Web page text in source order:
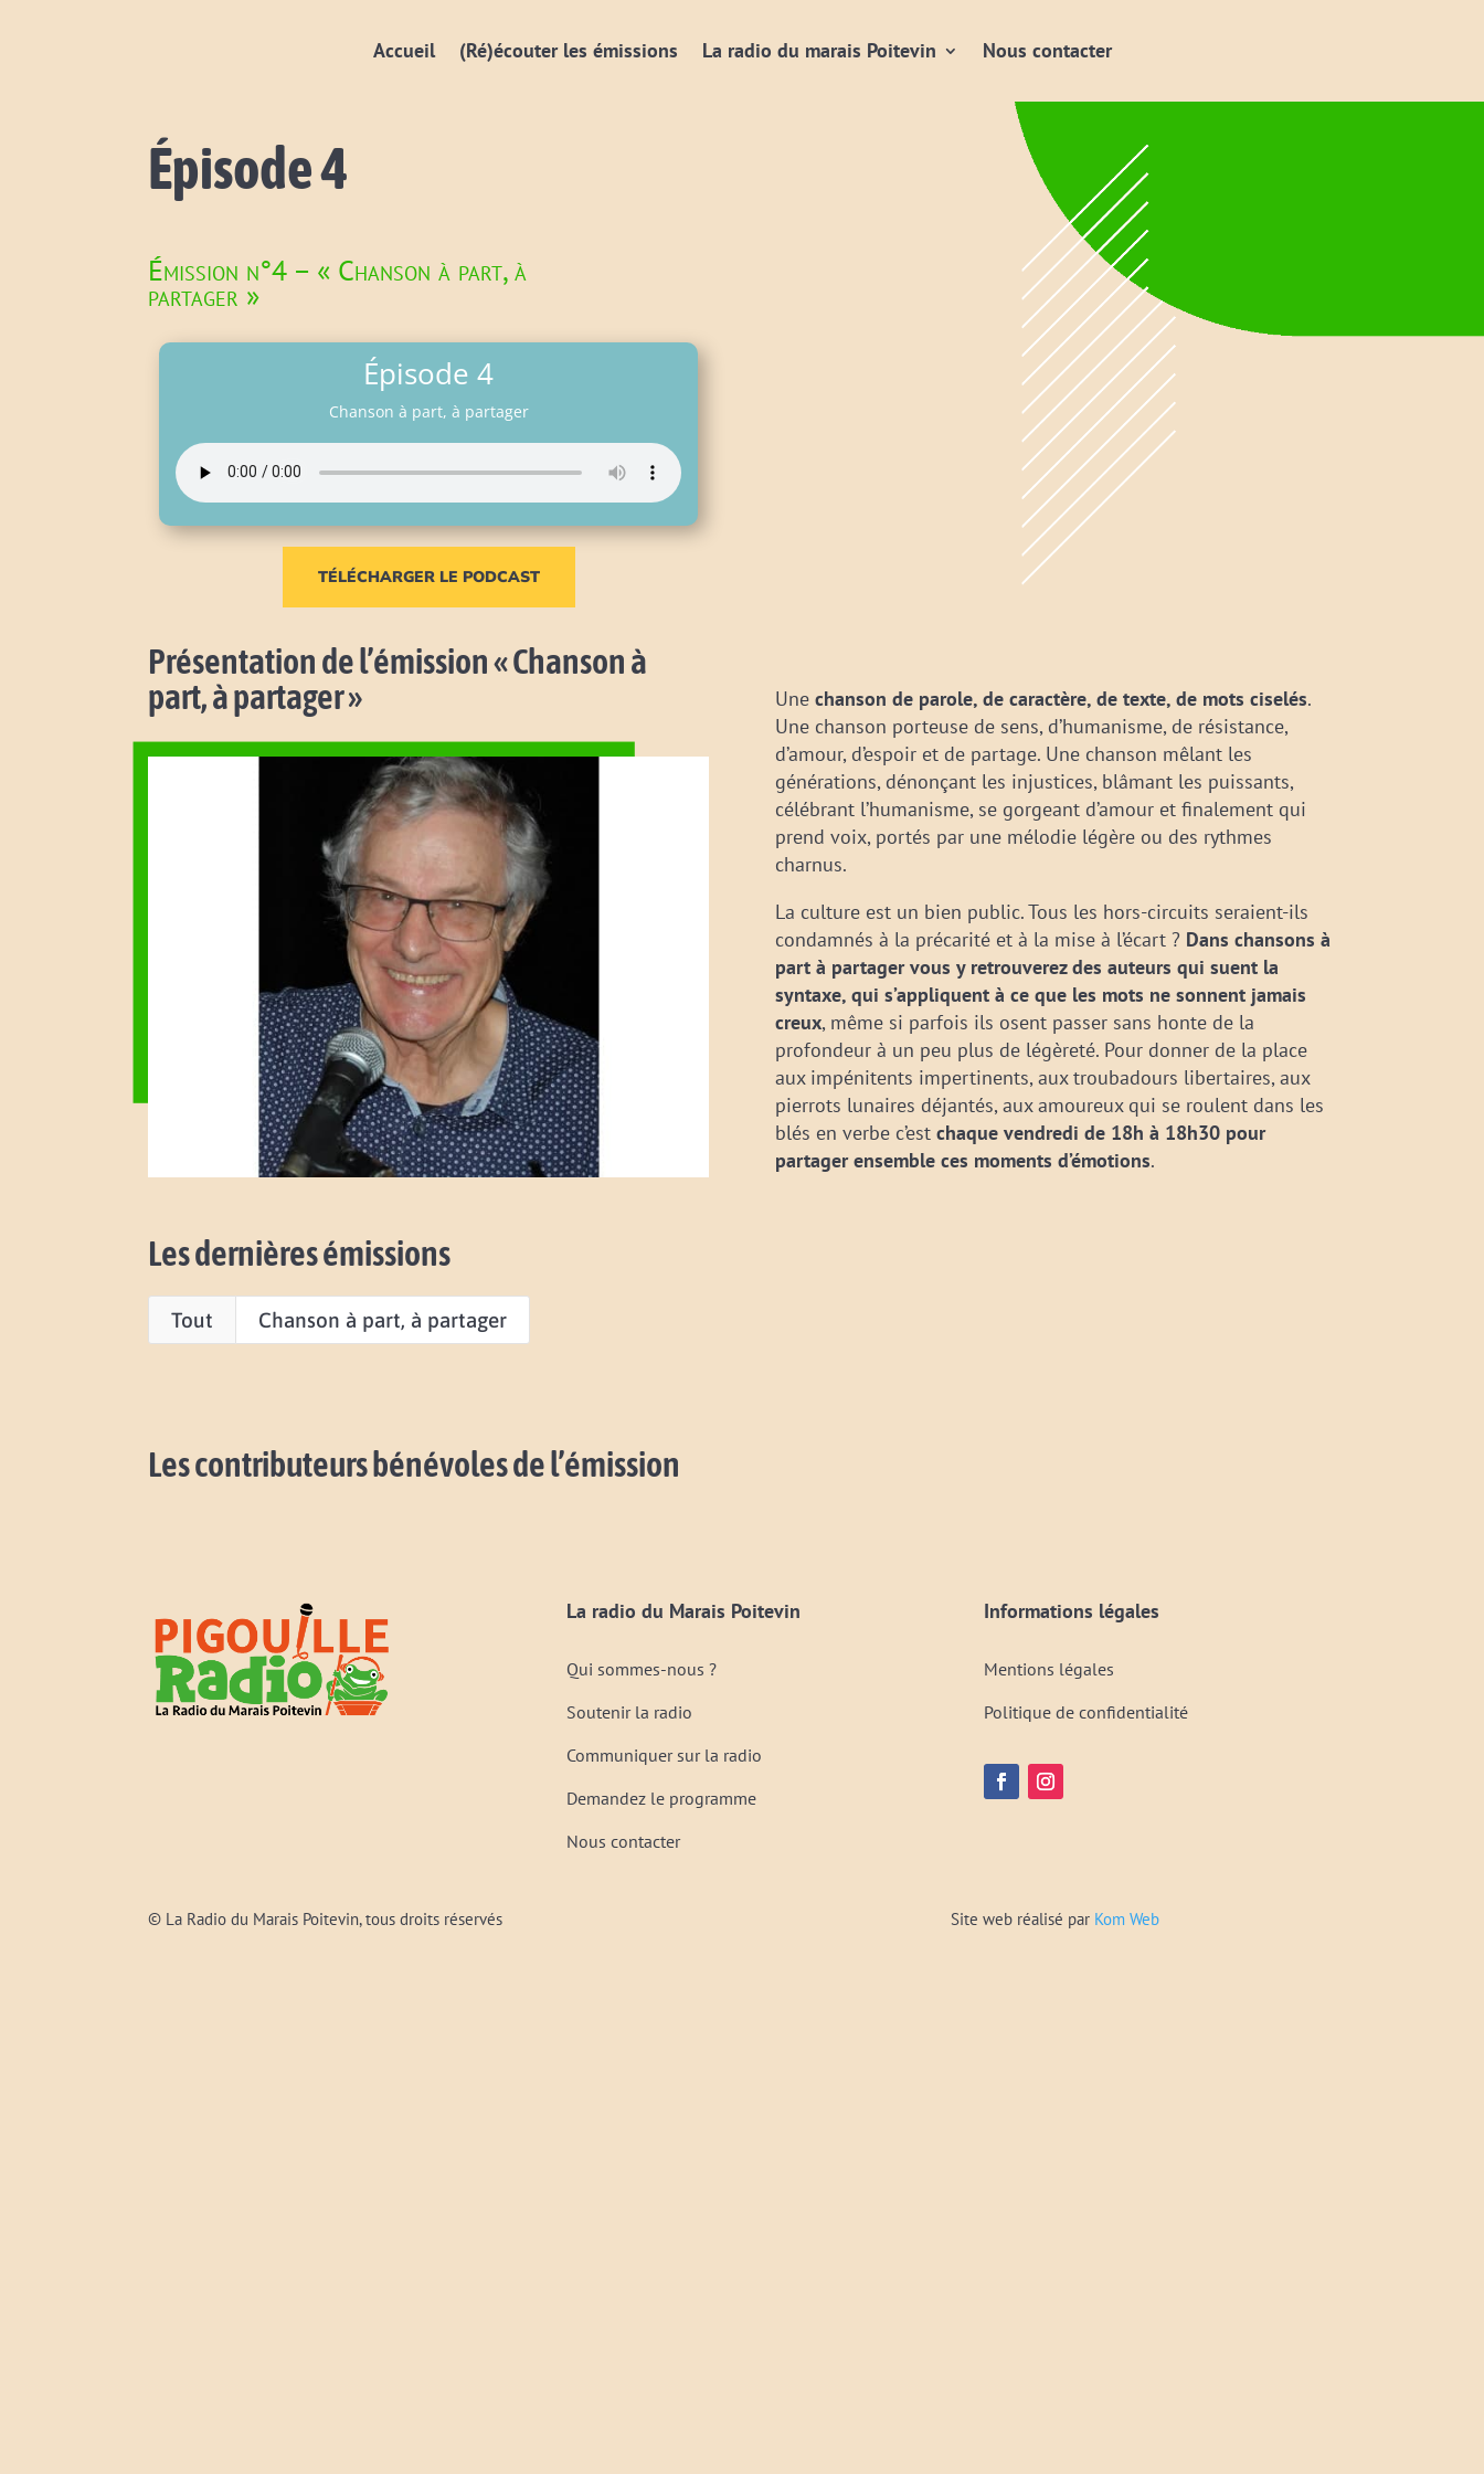
Accueil (Ré)écouter les émissions La radio du marais Poitevin Nous contacter
Épisode 4
Émission n°4 – « Chanson à part, à
partager »
Épisode 4
Chanson à part, à partager
TÉLÉCHARGER LE PODCAST
Présentation de l’émission « Chanson à
part, à partager »
Une chanson de parole, de caractère, de texte, de mots ciselés.
Une chanson porteuse de sens, d’humanisme, de résistance,
d’amour, d’espoir et de partage. Une chanson mêlant les
générations, dénonçant les injustices, blâmant les puissants,
célébrant l’humanisme, se gorgeant d’amour et finalement qui
prend voix, portés par une mélodie légère ou des rythmes
charnus.
La culture est un bien public. Tous les hors-circuits seraient-ils
condamnés à la précarité et à la mise à l’écart ? Dans chansons à
part à partager vous y retrouverez des auteurs qui suent la
syntaxe, qui s’appliquent à ce que les mots ne sonnent jamais
creux, même si parfois ils osent passer sans honte de la
profondeur à un peu plus de légèreté. Pour donner de la place
aux impénitents impertinents, aux troubadours libertaires, aux
pierrots lunaires déjantés, aux amoureux qui se roulent dans les
blés en verbe c’est chaque vendredi de 18h à 18h30 pour
partager ensemble ces moments d’émotions.
Les dernières émissions
Tout Chanson à part, à partager
Les contributeurs bénévoles de l’émission
La radio du Marais Poitevin
Qui sommes-nous ?
Soutenir la radio
Communiquer sur la radio
Demandez le programme
Nous contacter
Informations légales
Mentions légales
Politique de confidentialité
© La Radio du Marais Poitevin, tous droits réservés Site web réalisé par Kom Web